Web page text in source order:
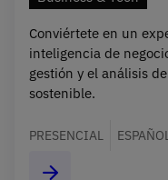
Conviértete en un
inteligencia de
gestión y el análisis
sostenible.
PRESENCIAL